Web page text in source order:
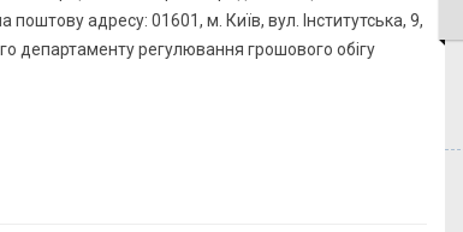
поштову адресу: 01601, м. Київ, вул. Інститутська, 9,
департаменту регулювання грошового обігу